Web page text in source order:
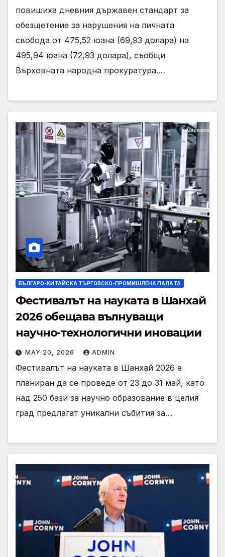
повишиха дневния държавен стандарт за
обезщетение за нарушения на личната
свобода от 475,52 юана (69,93 долара) на
495,94 юана (72,93 долара), съобщи
Върховната народна прокуратура.…
БЪЛГАРО-КИТАЙСКА ТЪРГОВСКО-ПРОМИШЛЕНА ПАЛAТА
Фестивалът на науката в Шанхай
2026 обещава вълнуващи
научно-технологични иновации
MAY 20, 2026 ADMIN
Фестивалът на науката в Шанхай 2026 е
планиран да се проведе от 23 до 31 май, като
над 250 бази за научно образование в целия
град предлагат уникални събития за…